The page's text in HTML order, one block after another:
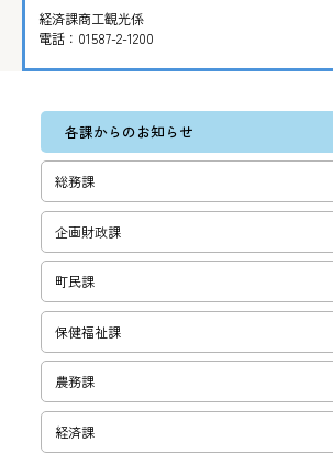
経済課商工観光係
電話： 01587-2-1200
各課からのお知らせ
総務課
企画財政課
町民課
保健福祉課
農務課
経済課